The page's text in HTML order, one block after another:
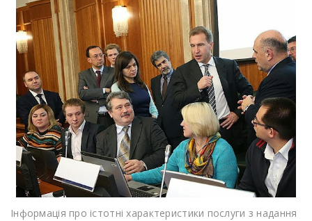
Інформація про істотні характеристики послуги з надання